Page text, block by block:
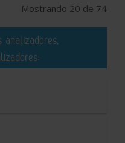
Mostrando 20 de 74
analizadores,